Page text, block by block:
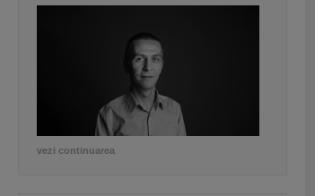
vezi continuarea